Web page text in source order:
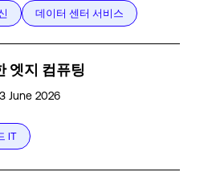
데이터 센터 서비스
엣지 컴퓨팅
June 2026
IT